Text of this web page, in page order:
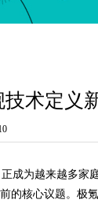
术定义
成为越来越多家
的核心议题。极